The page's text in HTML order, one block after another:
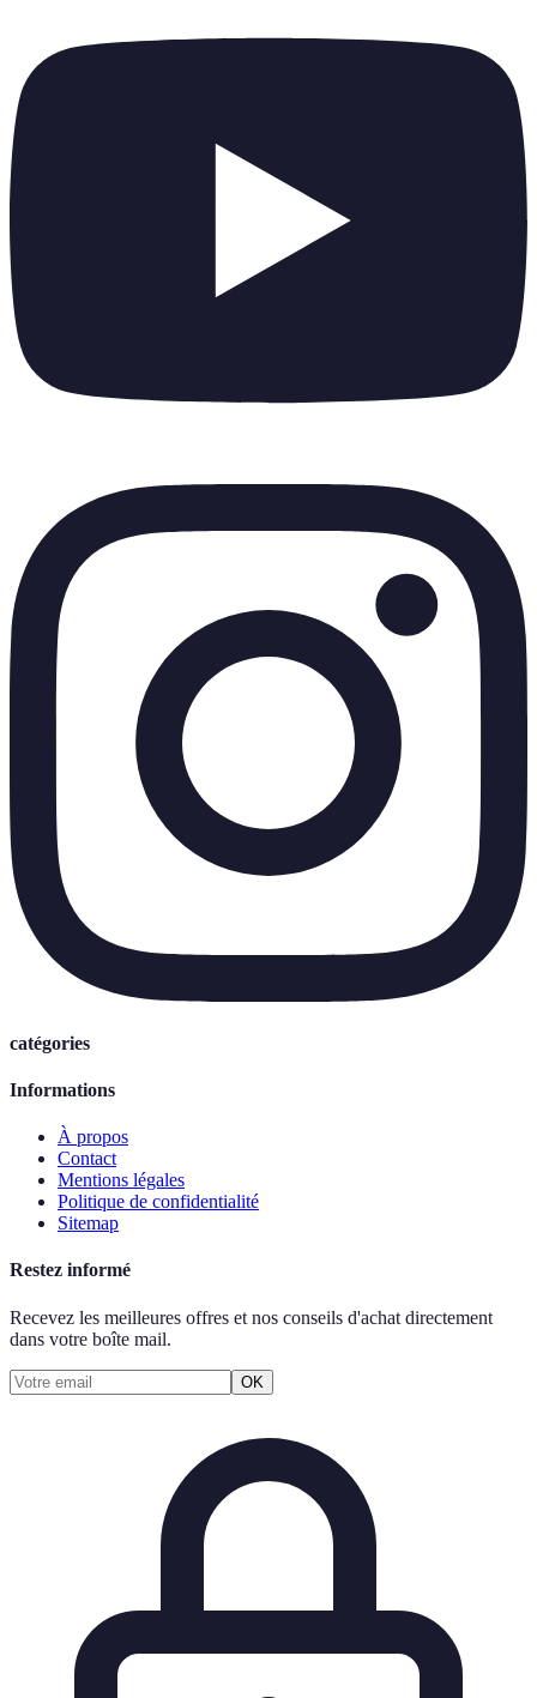
catégories
Informations
À propos
Contact
Mentions légales
Politique de confidentialité
Sitemap
Restez informé
Recevez les meilleures offres et nos conseils d'achat directement
dans votre boîte mail.
OK